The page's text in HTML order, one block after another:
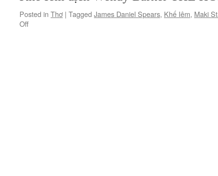
Posted in Thơ | Tagged James Daniel Spears, Khế Iêm, Maki
Offon